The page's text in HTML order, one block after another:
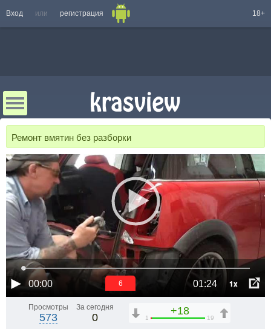
Вход или регистрация 18+
Ремонт вмятин без разборки
00:00 01:24 1x
6
Просмотры
573
За сегодня
0
+18
1 19